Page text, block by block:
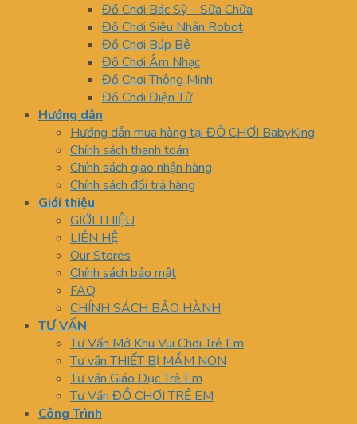
Đồ Chơi Bác Sỹ – Sữa Chữa
Đồ Chơi Siêu Nhân Robot
Đồ Chơi Búp Bê
Đồ Chơi Âm Nhạc
Đồ Chơi Thông Minh
Đồ Chơi Điện Tử
Hướng dẫn
Hướng dẫn mua hàng tại ĐỒ CHƠI BabyKing
Chính sách thanh toán
Chính sách giao nhận hàng
Chính sách đổi trả hàng
Giới thiệu
GIỚI THIỆU
LIÊN HỆ
Our Stores
Chính sách bảo mật
FAQ
CHÍNH SÁCH BẢO HÀNH
TƯ VẤN
Tư Vấn Mở Khu Vui Chơi Trẻ Em
Tư vấn THIẾT BỊ MẦM NON
Tư vấn Giáo Dục Trẻ Em
Tư Vấn ĐỒ CHƠI TRẺ EM
Công Trình